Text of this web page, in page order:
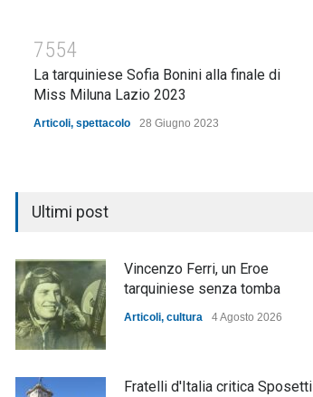
7554
La tarquiniese Sofia Bonini alla finale di
Miss Miluna Lazio 2023
Articoli, spettacolo 28 Giugno 2023
Ultimi post
Vincenzo Ferri, un Eroe
tarquiniese senza tomba
Articoli, cultura 4 Agosto 2026
Fratelli d'Italia critica Sposetti